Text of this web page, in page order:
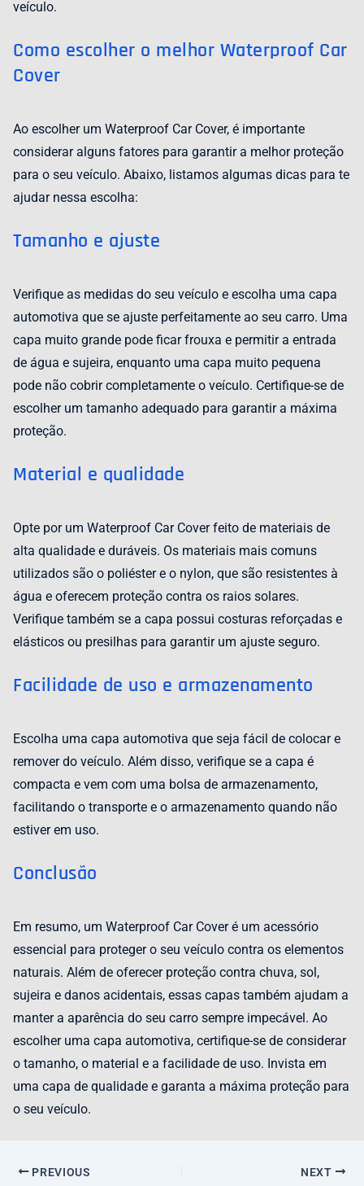
veículo.
Como escolher o melhor Waterproof Car
Cover
Ao escolher um Waterproof Car Cover, é importante
considerar alguns fatores para garantir a melhor proteção
para o seu veículo. Abaixo, listamos algumas dicas para te
ajudar nessa escolha:
Tamanho e ajuste
Verifique as medidas do seu veículo e escolha uma capa
automotiva que se ajuste perfeitamente ao seu carro. Uma
capa muito grande pode ficar frouxa e permitir a entrada
de água e sujeira, enquanto uma capa muito pequena
pode não cobrir completamente o veículo. Certifique-se de
escolher um tamanho adequado para garantir a máxima
proteção.
Material e qualidade
Opte por um Waterproof Car Cover feito de materiais de
alta qualidade e duráveis. Os materiais mais comuns
utilizados são o poliéster e o nylon, que são resistentes à
água e oferecem proteção contra os raios solares.
Verifique também se a capa possui costuras reforçadas e
elásticos ou presilhas para garantir um ajuste seguro.
Facilidade de uso e armazenamento
Escolha uma capa automotiva que seja fácil de colocar e
remover do veículo. Além disso, verifique se a capa é
compacta e vem com uma bolsa de armazenamento,
facilitando o transporte e o armazenamento quando não
estiver em uso.
Conclusão
Em resumo, um Waterproof Car Cover é um acessório
essencial para proteger o seu veículo contra os elementos
naturais. Além de oferecer proteção contra chuva, sol,
sujeira e danos acidentais, essas capas também ajudam a
manter a aparência do seu carro sempre impecável. Ao
escolher uma capa automotiva, certifique-se de considerar
o tamanho, o material e a facilidade de uso. Invista em
uma capa de qualidade e garanta a máxima proteção para
o seu veículo.
PREVIOUS NEXT